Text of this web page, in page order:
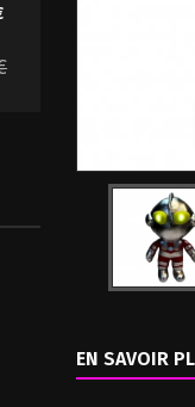
EN SAVOIR